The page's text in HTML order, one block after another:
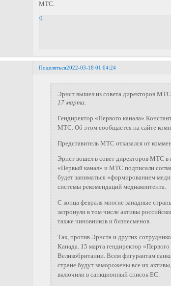
МТС.
0
Поделиться2022-03-18 01:04:24
Эрнст вышел из совета директоров МТС
17 марта.
Гендиректор «Первого канала»
МТС. Об этом сообщается на сайте
Представитель МТС отказался от
Эрнст вошел в совет директоров МТС в
«Первый канал» и МТС подписали
будет заниматься «формированием
системы рекомендаций медиаконтента.
С конца февраля многие западные
затронули в том числе активы
также чиновников и бизнесменов.
Так, против Эрнста и других
Канада. 15 марта гендиректор
Великобритании. Всем фигурантам
стране будут заморожены все их
включили в санкционный список ЕС.